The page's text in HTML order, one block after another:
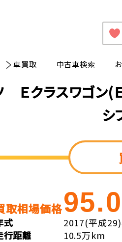
車買取 中古車検索
Ｅクラスワゴン
シ
取相場価格95.0
式
2017(平成
行距離
10.5万km